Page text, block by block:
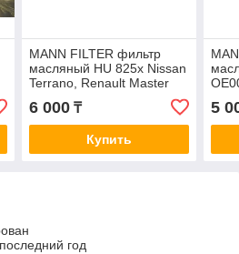
MANN FILTER фильтр
масляный HU 825x Nissan
Terrano, Renault Master
3.0D 00 OE0134 OE206
6 000₸
Купить
5
год